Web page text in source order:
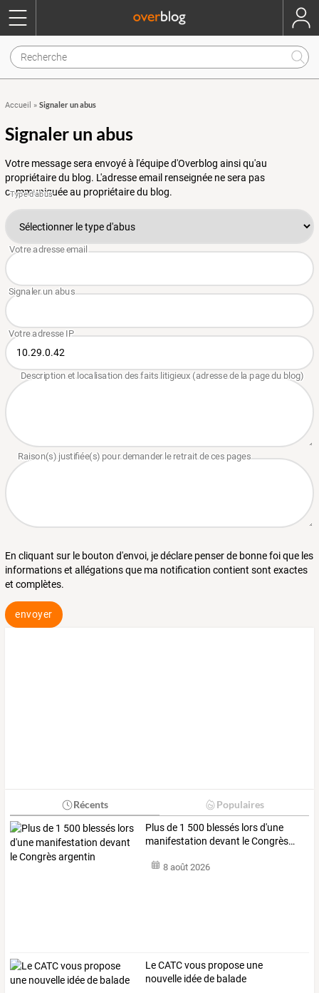
Accueil » Signaler un abus
Signaler un abus
Votre message sera envoyé à l'équipe d'Overblog ainsi qu'au
propriétaire du blog. L'adresse email renseignée ne sera pas
communiquée au propriétaire du blog.
En cliquant sur le bouton d'envoi, je déclare penser de bonne foi que les
informations et allégations que ma notification contient sont exactes
et complètes.
envoyer
Récents Populaires
Plusde 1 500 blessés lorsd'une
manifestation devant leCongrès…
8 août 2026
Le CATC vous propose une
nouvelle idée de balade